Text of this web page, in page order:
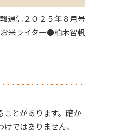
通信２０２５年８月号
米ライター●柏木智帆
とがあります。確か
ではありません。